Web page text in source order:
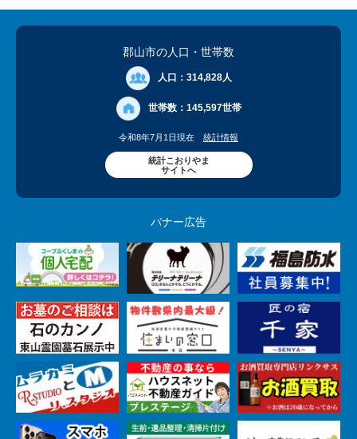
郡山市の人口 ・世帯数
人口： 314,828人
世帯数： 145,597世帯
令和8年7月1日現在 統計情報
統計こおりやま
サイトへ
バナー広告